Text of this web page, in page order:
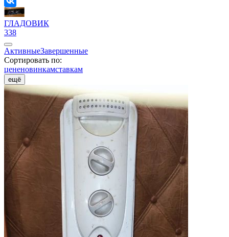
ГЛАДОВИК
338
АктивныеЗавершенные
Сортировать по:
цененовинкамставкам
ещё